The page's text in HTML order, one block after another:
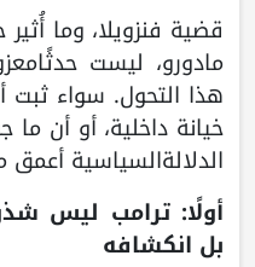
قضية فنزويلا، وما
مادورو، ليست
هذا التحول. سواء ثبت
خيانة داخلية، أو أن
الدلالةالسياسية
أولًا: ترامب ليس
بل انكشافه